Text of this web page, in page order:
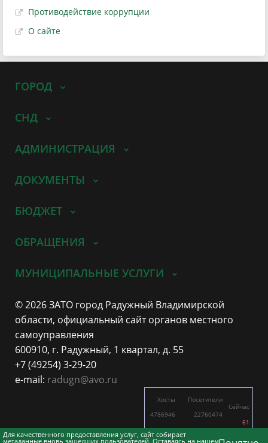
Противодействие коррупции
О сайте
Для качественного предоставления услуг, сайт собирает
метаданные вновь зашедших пользователей. Оставаясь на нашем
ГОРОД
СНД
АДМИНИСТРАЦИЯ
ДОКУМЕНТЫ
БЮДЖЕТ
ОБРАЩЕНИЯ
МУНИЦИПАЛЬНЫЕ УСЛУГИ
© 2026 ЗАТО город Радужный Владимирской
области, официальный сайт органов местного
самоуправления
600910, г. Радужный, 1 квартал, д. 55
+7 (49254) 3-29-20
e-mail: radugn@avo.ru
Хосты
4786946
4558
Посетители
22760474
8775
Сейчас
61